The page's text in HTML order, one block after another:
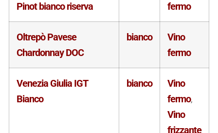
Pinot bianco riserva
fermo
Oltrepò Pavese
Chardonnay DOC
bianco
Vino
fermo
Venezia Giulia IGT
Bianco
bianco
Vino
fermo,
Vino
frizzante